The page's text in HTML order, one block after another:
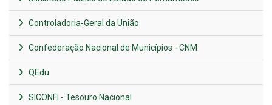
Controladoria-Geral da União
Confederação Nacional de Municípios - CNM
QEdu
SICONFI - Tesouro Nacional